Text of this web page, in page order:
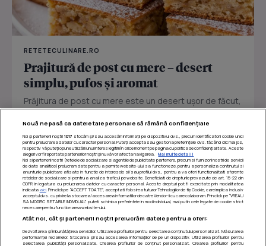
RETETECULINARE.RO
Prajitură de post cu mere – desert
simplu, pufos și aromat
Prăjitura de post cu mere este un desert ușor de făcut,
sau...
Nouă ne pasă ca datele tale personale să rămână confidențiale
Noi și partenerii noștri 1017 stocăm și/sau accesăm informații pe dispozitivul dvs., precum identificatorii cookie unici
pentru prelucrarea datelor cu caracter personal. Puteți accepta sau gestiona preferințele dvs. făcând clic mai jos,
respectiv vă puteți opune utilizării unui interes legitim în orice moment pe pagina cu politica de confidențialitate. Aceste
alegeri vor fi raportate partenerilor noștri și nu vă vor afecta navigarea.
Mai multe detalii
Noi si partenerii nostri (retelele de socializare si agentiile de publicitate partenere, precum si furnizorii nostri de servicii
de date analitice) prelucram date pentru a permite website-ului sa functioneze, pentru a personaliza continutul si
anunturile publicitare afisate in functie de interesele si/sau profilul dvs., pentru a va oferi functionalitati aferente
retelelor de socializare si pentru a analiza traficul pe website. Beneficiati de drepturile prevazute de art. 15-22 din
GDPR in legatura cu prelucrarea datelor cu caracter personal. Aceste drepturi pot fi exercitate prin modalitatea
indicata aici. Prin click pe “ACCEPT TOATE”, acceptati folosirea tuturor Tehnologiilor de tip Cookie, care implica inclusiv
acceptul dvs. cu privire la stocarea/accesarea informatiilor de catre Vendor-ii cu care colaboram. Prin click pe “VREAU
SA MODIFIC SETARILE INDIVIDUAL” puteti schimba preferintele in mod individual, mai putin cele legate de cookie strict
necesare pentru functionarea website-ului.
Atât noi, cât și partenerii noștri prelucrăm datele pentru a oferi:
Dezvoltarea și îmbunătățirea serviciilor. Utilizarea profilurilor pentru selectarea conținutului personalizat. Măsurarea
performanței reclamelor. Stocarea și/sau accesarea informațiilor de pe un dispozitiv. Utilizarea profilurilor pentru
selectarea publicității personalizate. Crearea profilurilor de conținut personalizat. Crearea profilurilor pentru